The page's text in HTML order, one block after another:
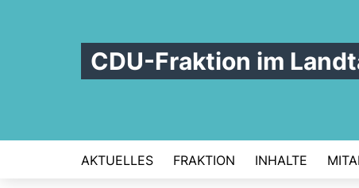
CDU-Fraktion im
AKTUELLES FRAKTION INHALTE